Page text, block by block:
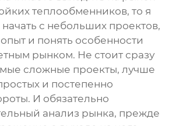
теплообменников, то я
с небольших проектов,
и понять особенности
рынком. Не стоит сразу
сложные проекты, лучше
и постепенно
И обязательно
анализ рынка, прежде